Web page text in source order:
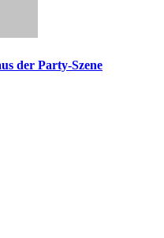
der Party-Szene